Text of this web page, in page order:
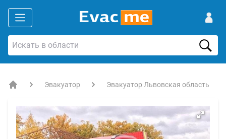
Эвакуатор Эвакуатор Львовская область